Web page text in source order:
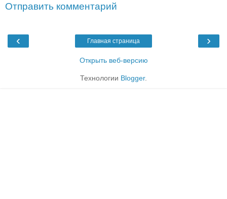
Отправить комментарий
‹ ›
Главная страница
Открыть веб-версию
Технологии Blogger.